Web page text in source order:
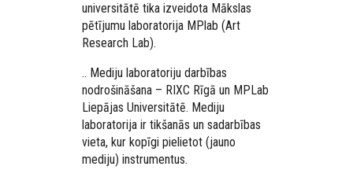
universitātē tika izveidota Mākslas
pētījumu laboratorija MPlab (Art
Research Lab).
.. Mediju laboratoriju darbības
nodrošināšana – RIXC Rīgā un MPLab
Liepājas Universitātē. Mediju
laboratorija ir tikšanās un sadarbības
vieta, kur kopīgi pielietot (jauno
mediju) instrumentus.